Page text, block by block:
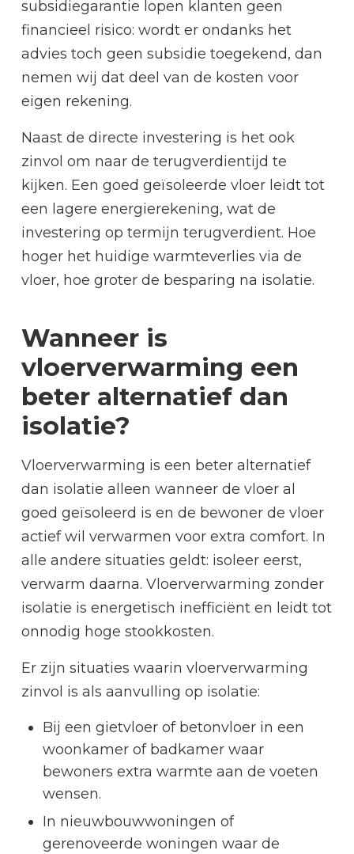
subsidiegarantie lopen klanten geen
financieel risico: wordt er ondanks het
advies toch geen subsidie toegekend, dan
nemen wij dat deel van de kosten voor
eigen rekening.
Naast de directe investering is het ook
zinvol om naar de terugverdientijd te
kijken. Een goed geïsoleerde vloer leidt tot
een lagere energierekening, wat de
investering op termijn terugverdient. Hoe
hoger het huidige warmteverlies via de
vloer, hoe groter de besparing na isolatie.
Wanneer is
vloerverwarming een
beter alternatief dan
isolatie?
Vloerverwarming is een beter alternatief
dan isolatie alleen wanneer de vloer al
goed geïsoleerd is en de bewoner de vloer
actief wil verwarmen voor extra comfort. In
alle andere situaties geldt: isoleer eerst,
verwarm daarna. Vloerverwarming zonder
isolatie is energetisch inefficiënt en leidt tot
onnodig hoge stookkosten.
Er zijn situaties waarin vloerverwarming
zinvol is als aanvulling op isolatie:
Bij een gietvloer of betonvloer in een
woonkamer of badkamer waar
bewoners extra warmte aan de voeten
wensen.
In nieuwbouwwoningen of
gerenoveerde woningen waar de